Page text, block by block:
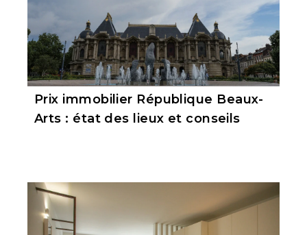
Prix immobilier République Beaux-
Arts : état des lieux et conseils